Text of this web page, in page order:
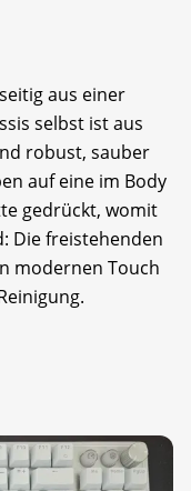
aus einer
selbst ist aus
robust, sauber
auf eine im Body
gedrückt, womit
Die freistehenden
modernen Touch